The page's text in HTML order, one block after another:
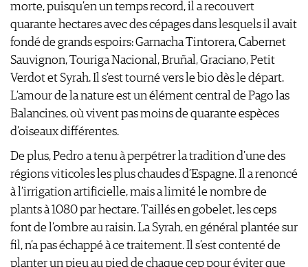
morte, puisqu’en un temps record, il a recouvert
quarante hectares avec des cépages dans lesquels il avait
fondé de grands espoirs: Garnacha Tintorera, Cabernet
Sauvignon, Touriga Nacional, Bruñal, Graciano, Petit
Verdot et Syrah. Il s’est tourné vers le bio dès le départ.
L’amour de la nature est un élément central de Pago las
Balancines, où vivent pas moins de quarante espèces
d’oiseaux différentes.
De plus, Pedro a tenu à perpétrer la tradition d’une des
régions viticoles les plus chaudes d’Espagne. Il a renoncé
à l’irrigation artificielle, mais a limité le nombre de
plants à 1080 par hectare. Taillés en gobelet, les ceps
font de l’ombre au raisin. La Syrah, en général plantée sur
fil, n’a pas échappé à ce traitement. Il s’est contenté de
planter un pieu au pied de chaque cep pour éviter que